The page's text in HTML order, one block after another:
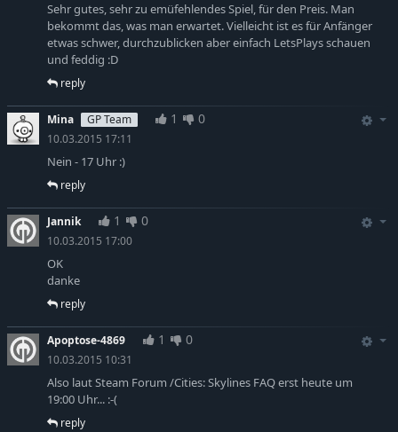
Sehr gutes, sehr zu emüfehlendes Spiel, für den Preis. Man
bekommt das, was man erwartet. Vielleicht ist es für Anfänger
etwas schwer, durchzublicken aber einfach LetsPlays schauen
und feddig :D
reply
Mina GP Team 1 0
10.03.2015 17:11
Nein - 17 Uhr :)
reply
Jannik 1 0
10.03.2015 17:00
OK
danke
reply
Apoptose-4869 1 0
10.03.2015 10:31
Also laut Steam Forum /Cities: Skylines FAQ erst heute um
19:00 Uhr... :-(
reply